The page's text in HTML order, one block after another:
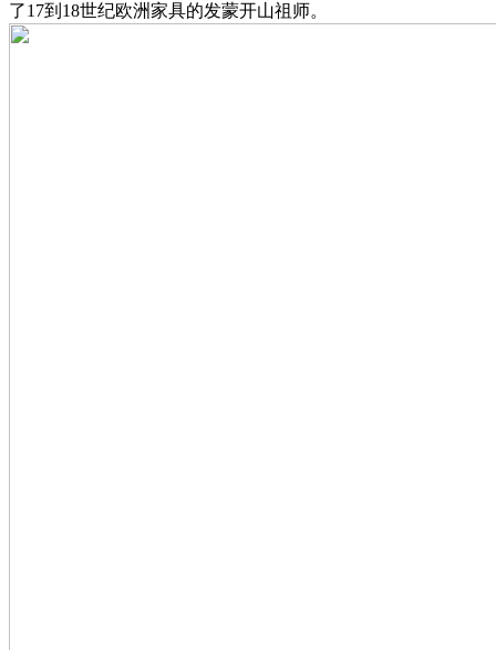
了17到18世纪欧洲家具的发蒙开山祖师。